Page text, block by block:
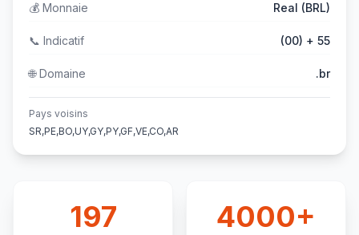
💰 Monnaie Real (BRL)
📞 Indicatif (00) + 55
🌐Domaine .br
Pays voisins
SR,PE,BO,UY,GY,PY,GF,VE,CO,AR
197 4000+